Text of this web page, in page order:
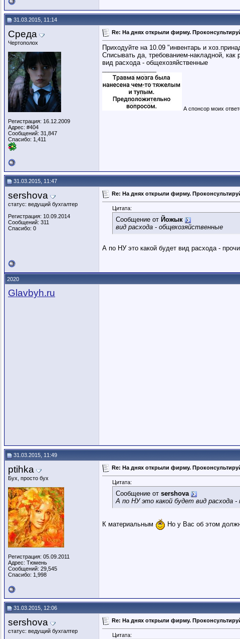
31.03.2015, 11:14
Среда
Чертополох
Регистрация: 16.12.2009
Адрес: #404
Сообщений: 31,847
Спасибо: 1,411
Re: На днях открыли фирму.
Приходуйте на 10.09 "инвентарь и
Списывать да, требованием-накладной, как
вид расхода - общехозяйственные
А спонсор моих
31.03.2015, 11:47
sershova
статус: ведущий бухгалтер
Регистрация: 10.09.2014
Сообщений: 311
Спасибо: 0
Re: На днях открыли фирму.
Цитата:
Сообщение от Йожык
вид расхода - общехозяйственные
А по НУ это какой будет вид расхода -
2020
Glavbyh.ru
31.03.2015, 11:49
ptihka
Бух, просто бух
Регистрация: 05.09.2011
Адрес: Тюмень
Сообщений: 29,545
Спасибо: 1,998
Re: На днях открыли фирму.
Цитата:
Сообщение от sershova
А по НУ это какой будет вид расхода
К материальным Но у Вас об этом
31.03.2015, 12:06
sershova
статус: ведущий бухгалтер
Re: На днях открыли фирму.
Цитата: